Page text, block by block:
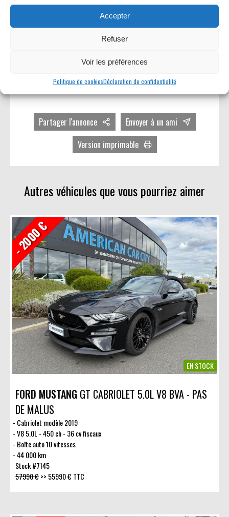
Accepter
Refuser
Voir les préférences
Politique de cookiesDéclaration de confidentialité
Caractéristiques, options, équipements et photos communiqués seulement à titre
foi.
Partager l'annonce Envoyer à un ami
Version imprimable
Autres véhicules que vous pourriez aimer
- 2000 €
EN STOCK
FORD MUSTANG GT CABRIOLET 5.0L V8 BVA - PAS
DE MALUS
Cabriolet modèle 2019
V8 5.0L - 450 ch - 36 cv fiscaux
Boîte auto 10 vitesses
44 000 km
Stock #7145
57990 €>> 55990 € TTC